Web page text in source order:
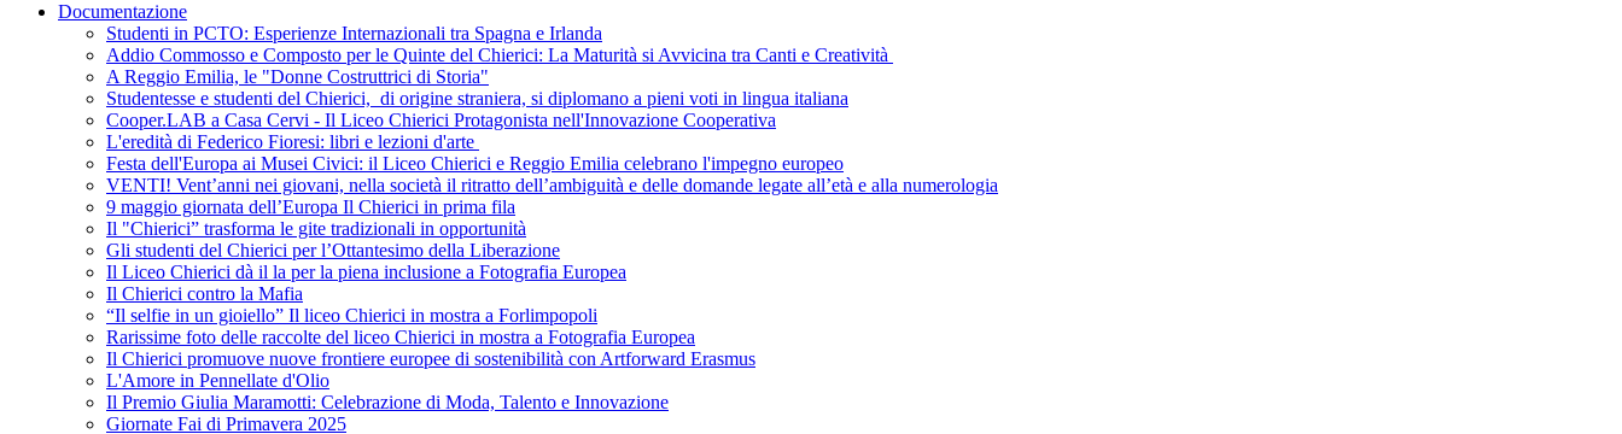
Documentazione
Studenti in PCTO: Esperienze Internazionali tra Spagna e Irlanda
Addio Commosso e Composto per le Quinte del Chierici: La Maturità si Avvicina tra Canti e Creatività
A Reggio Emilia, le "Donne Costruttrici di Storia"
Studentesse e studenti del Chierici, di origine straniera, si diplomano a pieni voti in lingua italiana
Cooper.LAB a Casa Cervi - Il Liceo Chierici Protagonista nell'Innovazione Cooperativa
L'eredità di Federico Fioresi: libri e lezioni d'arte
Festa dell'Europa ai Musei Civici: il Liceo Chierici e Reggio Emilia celebrano l'impegno europeo
VENTI! Vent’anni nei giovani, nella società il ritratto dell’ambiguità e delle domande legate all’età e alla numerologia
9 maggio giornata dell’Europa Il Chierici in prima fila
Il "Chierici” trasforma le gite tradizionali in opportunità
Gli studenti del Chierici per l’Ottantesimo della Liberazione
Il Liceo Chierici dà il la per la piena inclusione a Fotografia Europea
Il Chierici contro la Mafia
“Il selfie in un gioiello” Il liceo Chierici in mostra a Forlimpopoli
Rarissime foto delle raccolte del liceo Chierici in mostra a Fotografia Europea
Il Chierici promuove nuove frontiere europee di sostenibilità con Artforward Erasmus
L'Amore in Pennellate d'Olio
Il Premio Giulia Maramotti: Celebrazione di Moda, Talento e Innovazione
Giornate Fai di Primavera 2025